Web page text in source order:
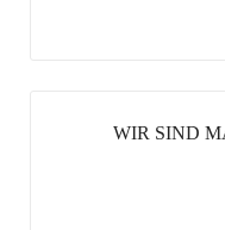
WIR SIND